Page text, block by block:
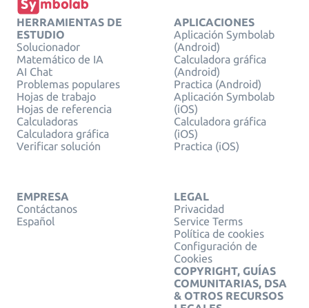
HERRAMIENTAS DE
ESTUDIO
Solucionador
Matemático de IA
AI Chat
Problemas populares
Hojas de trabajo
Hojas de referencia
Calculadoras
Calculadora gráfica
Verificar solución
APLICACIONES
Aplicación Symbolab
(Android)
Calculadora gráfica
(Android)
Practica (Android)
Aplicación Symbolab
(iOS)
Calculadora gráfica
(iOS)
Practica (iOS)
EMPRESA
Contáctanos
Español
LEGAL
Privacidad
Service Terms
Política de cookies
Configuración de
Cookies
COPYRIGHT, GUÍAS
COMUNITARIAS, DSA
& OTROS RECURSOS